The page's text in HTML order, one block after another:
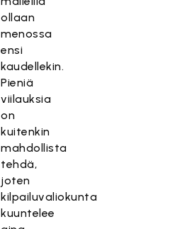
ollaan
menossa
ensi
kaudellekin.
Pieniä
viilauksia
on
kuitenkin
mahdollista
tehdä,
joten
kilpailuvaliokunta
kuuntelee